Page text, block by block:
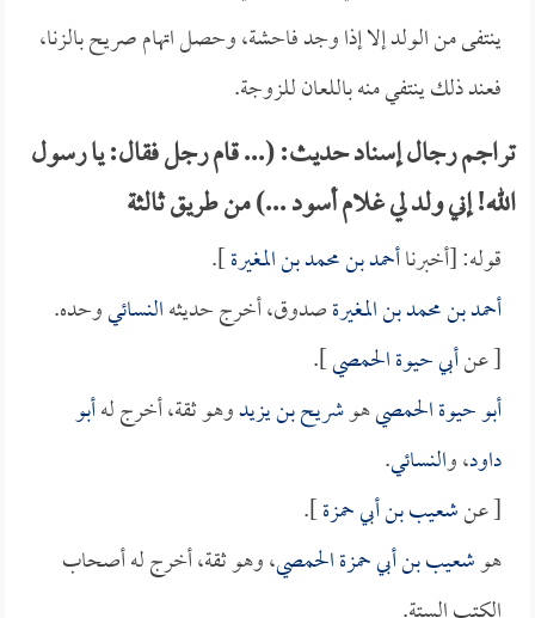
ينتفى من الولد إلا إذا وجد فاحشة، وحصل اتهام صريح بالزنا،
فعند ذلك ينتفي منه باللعان للزوجة.
تراجم رجال إسناد حديث: (... قام رجل فقال: يا رسول
الله! إني ولد لي غلام أسود ...) من طريق ثالثة
قوله: [أخبرناأحمد بن محمد بن المغيرة].
أحمد بن محمد بن المغيرةصدوق، أخرج حديثهالنسائيوحده.
[ عنأبي حيوة الحمصي].
أبو حيوة الحمصيهوشريح بن يزيدوهو ثقة، أخرج لهأبو
داود، والنسائي.
[ عنشعيب بن أبي حمزة].
هوشعيب بن أبي حمزة الحمصي، وهو ثقة، أخرج له أصحاب